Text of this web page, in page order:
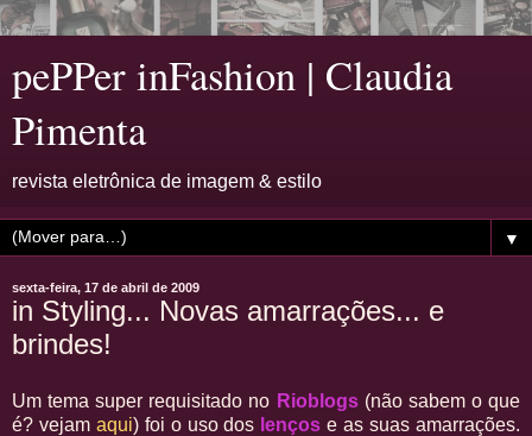
pePPer inFashion | Claudia
Pimenta
revista eletrônica de imagem & estilo
▼
sexta-feira, 17 de abril de 2009
in Styling... Novas amarrações... e
brindes!
Um tema super requisitado no Rioblogs(não sabem o que
é? vejam aqui) foi o uso dos lenços e as suas amarrações.